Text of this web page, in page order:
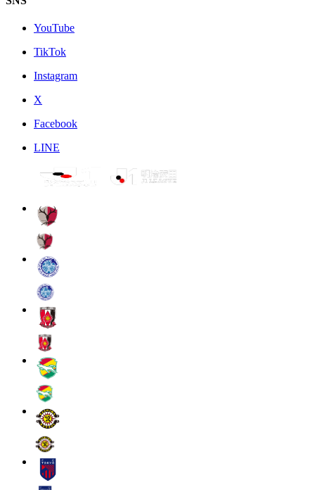
YouTube
TikTok
Instagram
X
Facebook
LINE